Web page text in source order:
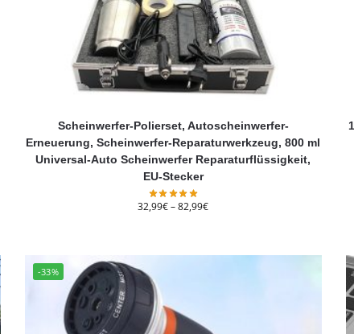
Scheinwerfer-Polierset, Autoscheinwerfer-
Erneuerung, Scheinwerfer-Reparaturwerkzeug, 800 ml
Universal-Auto Scheinwerfer Reparaturflüssigkeit,
EU-Stecker
32,99€ –82,99€
-33%